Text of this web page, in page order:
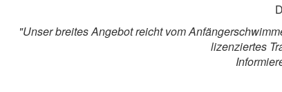
"Unser breites Angebot reicht vom
lizenziertes